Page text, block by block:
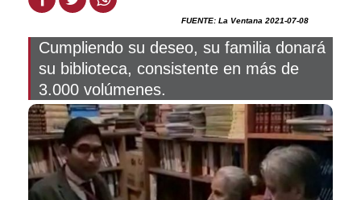
FUENTE: La Ventana 2021-07-08
Cumpliendo su deseo, su familia donará
su biblioteca, consistente en más de
3.000 volúmenes.